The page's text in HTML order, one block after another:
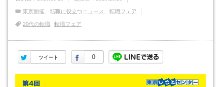
東京開催 転職に役立つニュース 転職フェア
20代の転職 転職フェア
ツイート
Twitter 0
Facebook